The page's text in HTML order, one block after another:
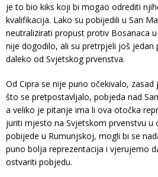
je to bio kiks koji bi mogao odrediti
kvalifikacija. Lako su pobijedili u San
neutralizirati propust protiv Bosanaca
nije dogodilo, ali su pretrpjeli još jedan
daleko od Svjetskog prvenstva.
Od Cipra se nije puno očekivalo,
što se pretpostavljalo, pobjeda nad
a veliko je pitanje ima li ova otočka
juriti mjesto na Svjetskom prvenstvu u
pobijede u Rumunjskoj, mogli bi se
puno bolja reprezentacija i vjerujemo
ostvariti pobjedu.